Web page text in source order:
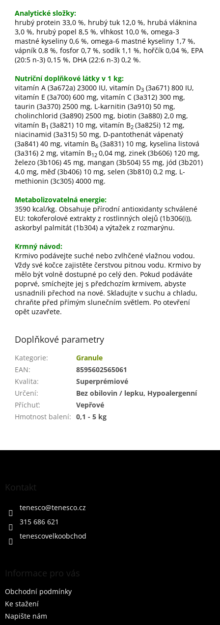
Analytické složky:
hrubý protein 33,0 %, hrubý tuk 12,0 %, hrubá vláknina
3,0 %, hrubý popel 8,5 %, vlhkost 10,0 %, omega-3
mastné kyseliny 0,6 %, omega-6 mastné kyseliny 1,7 %,
vápník 0,8 %, fosfor 0,7 %, sodík 1,1 %, hořčík 0,04 %, EPA
(20:5 n-3) 0,15 %, DHA (22:6 n-3) 0,2 %.
Nutriční doplňkové látky v 1 kg:
vitamín A (3a672a) 23000 IU, vitamín D3 (3a671) 800 IU,
vitamín E (3a700) 600 mg, vitamín C (3a312) 300 mg,
taurin (3a370) 2500 mg, L-karnitin (3a910) 50 mg,
cholinchlorid (3a890) 2500 mg, biotin (3a880) 2,0 mg,
vitamín B1 (3a821) 10 mg, vitamín B2 (3a825i) 12 mg,
niacinamid (3a315) 50 mg, D‑pantothenát vápenatý
(3a841) 40 mg, vitamín B6 (3a831) 10 mg, kyselina listová
(3a316) 2 mg, vitamín B12 0,04 mg, zinek (3b606) 120 mg,
železo (3b106) 45 mg, mangan (3b504) 55 mg, jód (3b201)
4,0 mg, měď (3b406) 10 mg, selen (3b810) 0,2 mg, L-
methionin (3c305) 4000 mg.
Metabolizovatelná energie:
3590 kcal/kg. Obsahuje přírodní antioxidanty schválené
EU: tokoferolové extrakty z rostlinných olejů (1b306(i)),
askorbyl palmitát (1b304) a výtažek z rozmarýnu.
Krmný návod:
Krmivo podávejte suché nebo zvlhčené vlažnou vodou.
Vždy své kočce zajistěte čerstvou pitnou vodu. Krmivo by
mělo být volně dostupné po celý den. Pokud podáváte
poprvé, smíchejte jej s předchozím krmivem, abyste
usnadnili přechod na nové. Skladujte v suchu a chladu,
chraňte před přímým slunečním světlem. Po otevření
opět uzavřete.
Doplňkové parametry
Kategorie:
Granule
EAN:
8595602565061
Kvalita:
Superprémiové
Určení:
Bez obilovin / lepku, Hypoalergenní
Příchuť:
Vepřové
Hmotnost balení: 0,1 - 5 kg
Z
Kontakt
tenesco@tenesco.cz
315 686 621
tenescovelkoobchod
Informace pro vás
Obchodní podmínky
Ke stažení
Napište nám